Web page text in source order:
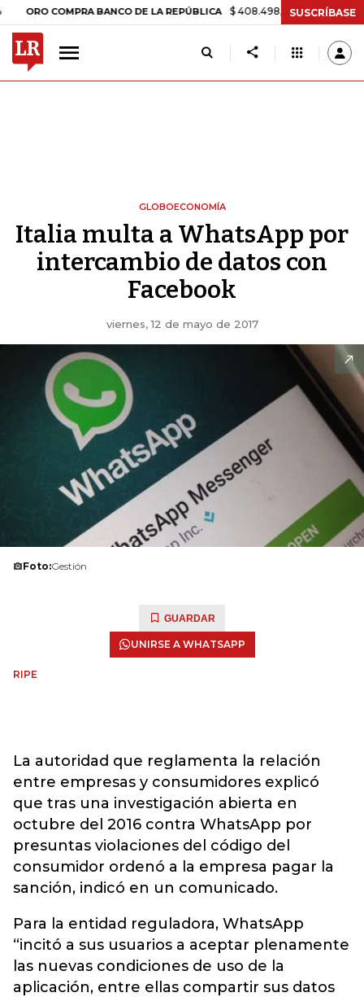
COMPRA BANCO DE LA REPÚBLICA $ 408.498,97 +$ 8.753,81 +2,19%
SUSCRÍBASE
GLOBOECONOMÍA
Italia multa a WhatsApp por
intercambio de datos con
Facebook
viernes, 12 de mayo de 2017
Foto:Gestión
GUARDAR
UNIRSE A WHATSAPP
RIPE
La autoridad que reglamenta la relación
entre empresas y consumidores explicó
que tras una investigación abierta en
octubre del 2016 contra WhatsApp por
presuntas violaciones del código del
consumidor ordenó a la empresa pagar la
sanción, indicó en un comunicado.
Para la entidad reguladora, WhatsApp
“incitó a sus usuarios a aceptar plenamente
las nuevas condiciones de uso de la
aplicación, entre ellas compartir sus datos